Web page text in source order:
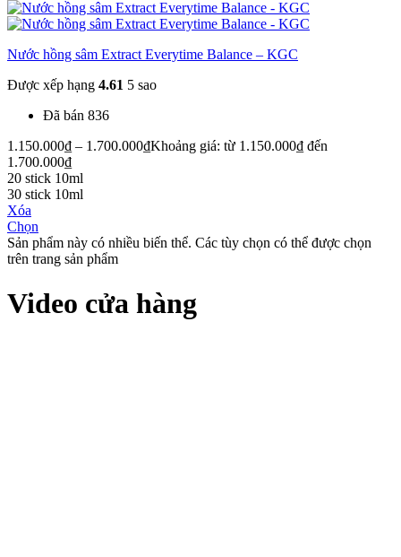
Nước hồng sâm Extract Everytime Balance – KGC
Được xếp hạng 4.61 5 sao
Đã bán 836
1.150.000₫ – 1.700.000₫Khoảng giá: từ 1.150.000₫ đến
1.700.000₫
20 stick 10ml
30 stick 10ml
Xóa
Chọn
Sản phẩm này có nhiều biến thể. Các tùy chọn có thể được chọn
trên trang sản phẩm
Video cửa hàng